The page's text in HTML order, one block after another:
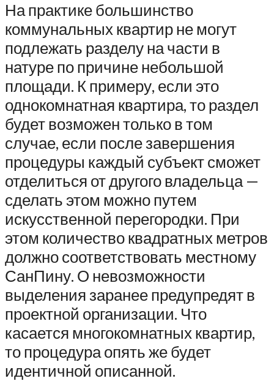
На практике большинство
коммунальных квартир не могут
подлежать разделу на части в
натуре по причине небольшой
площади. К примеру, если это
однокомнатная квартира, то раздел
будет возможен только в том
случае, если после завершения
процедуры каждый субъект сможет
отделиться от другого владельца —
сделать этом можно путем
искусственной перегородки. При
этом количество квадратных метров
должно соответствовать местному
СанПину. О невозможности
выделения заранее предупредят в
проектной организации. Что
касается многокомнатных квартир,
то процедура опять же будет
идентичной описанной.